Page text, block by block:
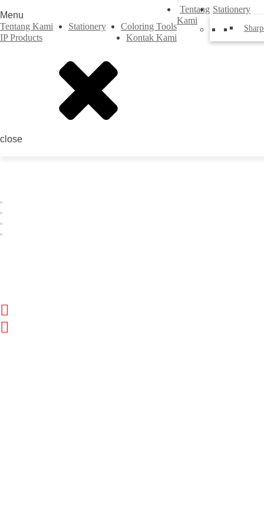
Menu
Tentang Kami
Stationery
Coloring Tools
IP Products
Kontak Kami
close
Tentang
Kami
Stationery